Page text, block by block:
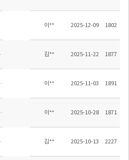
[보도자료] ‘화동지역 소주-무석-상해 3개 한국학교 교직원 연합연수’ [상해한인신문]
이** 2025-12-09 1802
임즈_English Week 기사김** 2025-11-22 1877
SKS 태권도 시범단 오강고등학교 체육대회 개막식 공연
이** 2025-11-03 1891
[보도자료] 재외동포신문_이상철 본교 이사장님 인터뷰 기사 '쑤저우 한국학교의
이** 2025-10-28 1871
즈_통일교육 및 한글교육주간 기사
김** 2025-10-13 2227